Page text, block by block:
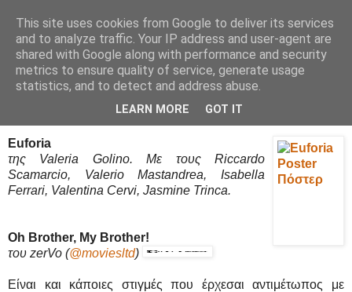
Movies Ltd
15/5/19
Euforia - Review / Κριτική
Euforia
της Valeria Golino. Με τους Riccardo
Scamarcio, Valerio Mastandrea, Isabella
Ferrari, Valentina Cervi, Jasmine Trinca.
Oh Brother, My Brother!
του zerVo (@moviesltd)
Είναι και κάποιες στιγμές που έρχεσαι αντιμέτωπος με
This site uses cookies from Google to deliver its services
and to analyze traffic. Your IP address and user-agent are
shared with Google along with performance and security
metrics to ensure quality of service, generate usage
statistics, and to detect and address abuse.
LEARN MORE GOT IT